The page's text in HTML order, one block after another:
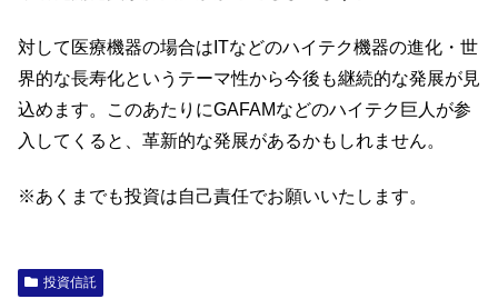
対して医療機器の場合はITなどのハイテク機器の進化・世
界的な長寿化というテーマ性から今後も継続的な発展が見
込めます。このあたりにGAFAMなどのハイテク巨人が参
入してくると、革新的な発展があるかもしれません。
※あくまでも投資は自己責任でお願いいたします。
投資信託